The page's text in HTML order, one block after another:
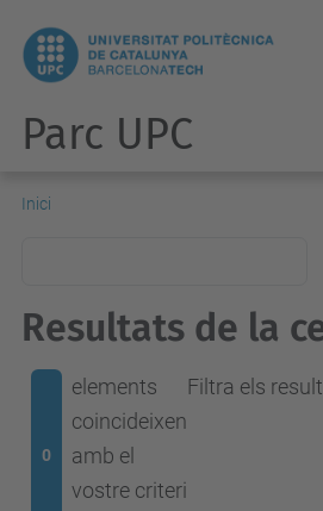
Parc UPC
Inici
Resultats de la
0
elements
coincideixen
amb el
vostre criteri
Filtra els